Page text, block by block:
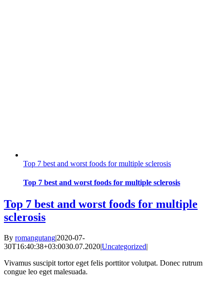
Top 7 best and worst foods for multiple sclerosis
Top 7 best and worst foods for multiple sclerosis
Top 7 best and worst foods for multiple
sclerosis
By romangutang|2020-07-
30T16:40:38+03:0030.07.2020|Uncategorized|
Vivamus suscipit tortor eget felis porttitor volutpat. Donec rutrum
congue leo eget malesuada.